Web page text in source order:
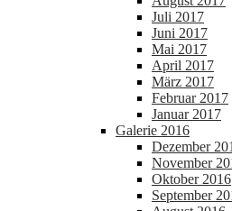
Juli 2017
Juni 2017
Mai 2017
April 2017
März 2017
Februar 2017
Januar 2017
Galerie 2016
Dezember
November
Oktober 2016
September